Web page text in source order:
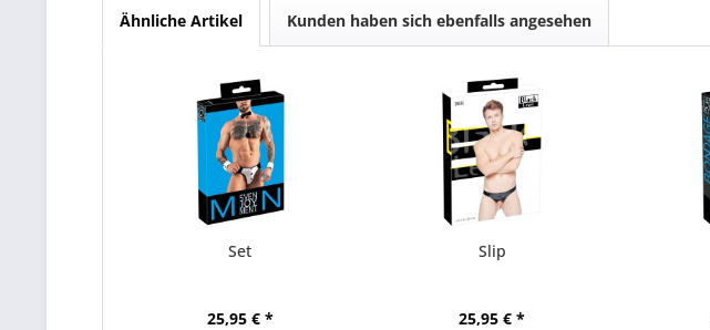
Ähnliche Artikel Kunden haben sich ebenfalls angesehen
Set
25,95 € *
Slip
25,95 € *